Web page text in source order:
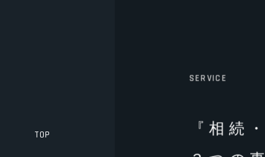
TOP
SERVICE
『相続